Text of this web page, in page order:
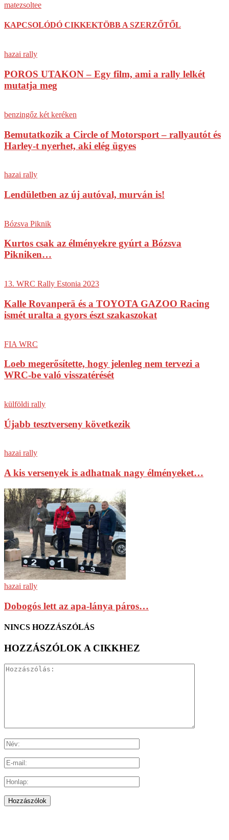
matezsoltee
KAPCSOLÓDÓ CIKKEKTÖBB A SZERZŐTŐL
hazai rally
POROS UTAKON – Egy film, ami a rally lelkét
mutatja meg
benzingőz két keréken
Bemutatkozik a Circle of Motorsport – rallyautót és
Harley-t nyerhet, aki elég ügyes
hazai rally
Lendületben az új autóval, murván is!
Bózsva Piknik
Kurtos csak az élményekre gyúrt a Bózsva
Pikniken…
13. WRC Rally Estonia 2023
Kalle Rovanperä és a TOYOTA GAZOO Racing
ismét uralta a gyors észt szakaszokat
FIA WRC
Loeb megerősítette, hogy jelenleg nem tervezi a
WRC-be való visszatérését
külföldi rally
Újabb tesztverseny következik
hazai rally
A kis versenyek is adhatnak nagy élményeket…
hazai rally
Dobogós lett az apa-lánya páros…
NINCS HOZZÁSZÓLÁS
HOZZÁSZÓLOK A CIKKHEZ